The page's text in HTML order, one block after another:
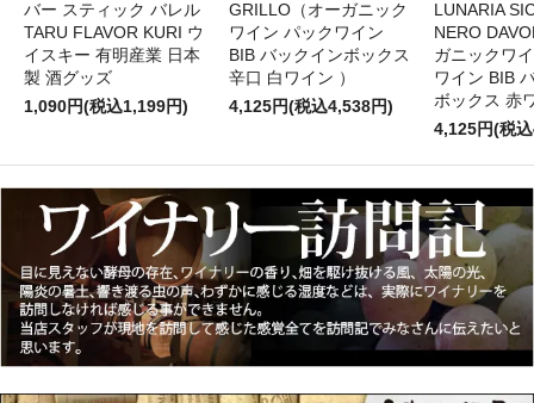
バー スティック バレル
TARU FLAVOR KURI ウ
イスキー 有明産業 日本
製 酒グッズ
1,090円(税込1,199円)
GRILLO（オーガニック
ワイン パックワイン
BIB バックインボックス
辛口 白ワイン ）
4,125円(税込4,538円)
LUNARIA
NERO
ガニックワ
ワイン BIB
ボックス 赤
4,125円(税